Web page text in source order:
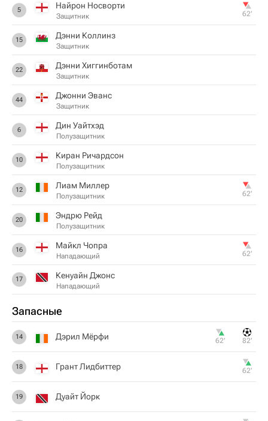
5 Найрон Носворти
Защитник 62‎’‎
15 Дэнни Коллинз
Защитник
22 Дэнни Хиггинботам
Защитник
44 Джонни Эванс
Защитник
6 Дин Уайтхэд
Полузащитник
10 Киран Ричардсон
Полузащитник
12 Лиам Миллер
Полузащитник 62‎’‎
20 Эндрю Рейд
Полузащитник
16 Майкл Чопра
Нападающий 62‎’‎
17 Кенуайн Джонс
Нападающий
Запасные
14 Дэрил Мёрфи 62‎’‎ 82‎’‎
18 Грант Лидбиттер 62‎’‎
19 Дуайт Йорк